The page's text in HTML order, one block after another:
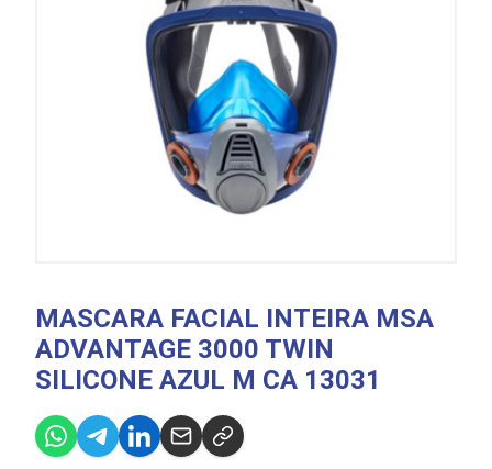
MASCARA FACIAL INTEIRA MSA
ADVANTAGE 3000 TWIN
SILICONE AZUL M CA 13031